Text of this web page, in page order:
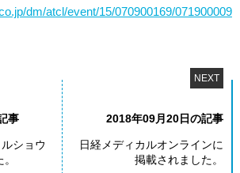
dm/atcl/event/15/070900169/071900009
事
ショウ
NEXT
2018年09月20日の記事
日経メディカルオンラインに
掲載されました。